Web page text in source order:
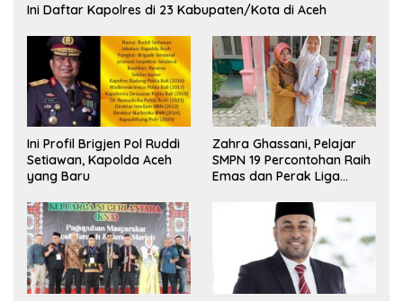
Ini Daftar Kapolres di 23 Kabupaten/Kota di Aceh
Ini Profil Brigjen Pol Ruddi
Setiawan, Kapolda Aceh
yang Baru
Zahra Ghassani, Pelajar
SMPN 19 Percontohan Raih
Emas dan Perak Liga